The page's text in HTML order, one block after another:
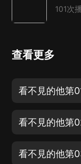
101次
查看更多
看不見的他第
看不見的他第
看不見的他第